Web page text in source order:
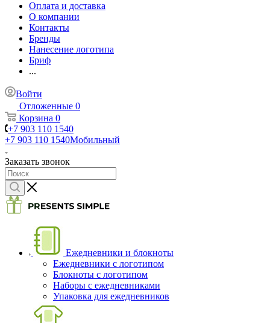
Оплата и доставка
О компании
Контакты
Бренды
Нанесение логотипа
Бриф
...
Войти
Отложенные 0
Корзина 0
+7 903 110 1540
+7 903 110 1540Мобильный
Заказать звонок
Ежедневники и блокноты
Ежедневники с логотипом
Блокноты с логотипом
Наборы с ежедневниками
Упаковка для ежедневников